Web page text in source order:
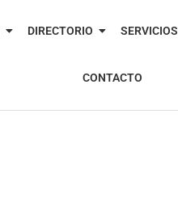
DIRECTORIO SERVICIOS
CONTACTO